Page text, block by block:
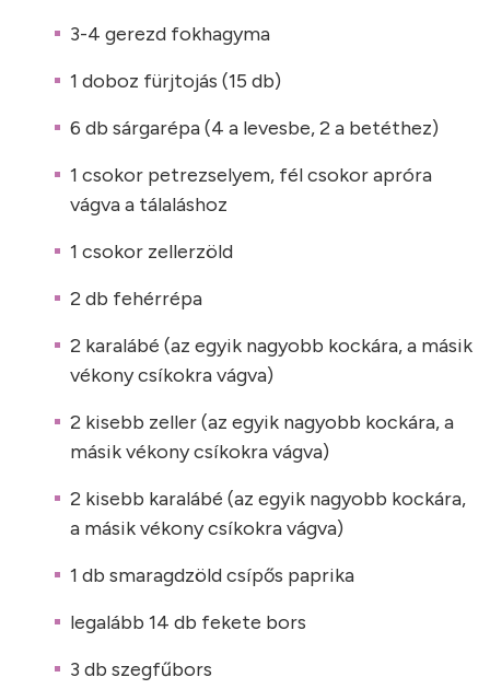
3-4 gerezd fokhagyma
1 doboz fürjtojás (15 db)
6 db sárgarépa (4 a levesbe, 2 a betéthez)
1 csokor petrezselyem, fél csokor apróra
vágva a tálaláshoz
1 csokor zellerzöld
2 db fehérrépa
2 karalábé (az egyik nagyobb kockára, a másik
vékony csíkokra vágva)
2 kisebb zeller (az egyik nagyobb kockára, a
másik vékony csíkokra vágva)
2 kisebb karalábé (az egyik nagyobb kockára,
a másik vékony csíkokra vágva)
1 db smaragdzöld csípős paprika
legalább 14 db fekete bors
3 db szegfűbors